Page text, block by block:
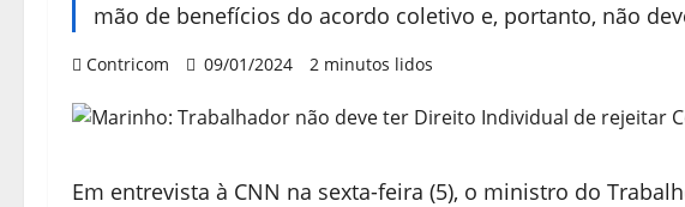
mão de benefícios do acordo coletivo e, portanto, não
Contricom 09/01/2024 2 minutos lidos
Em entrevista à CNN na sexta-feira (5), o ministro do